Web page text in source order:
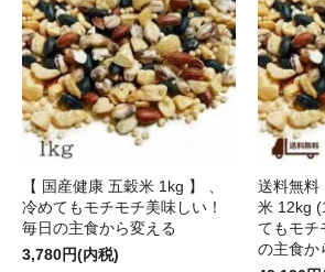
【 国産健康 五穀米 1kg 】 、
冷めてもモチモチ美味しい！
毎日の主食から変える
3,780円(内税)
送料無料
米 12kg
てもモチ
の主食か